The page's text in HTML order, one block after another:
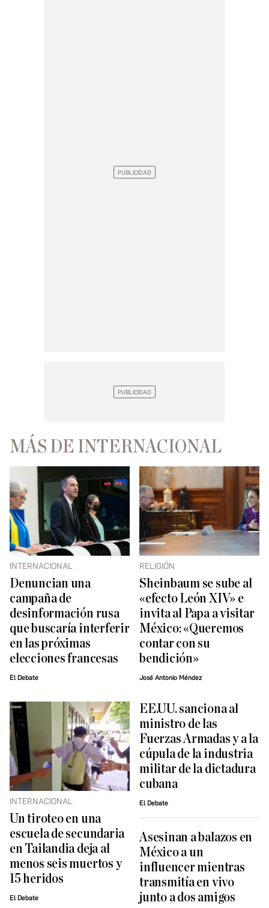
MÁS DE INTERNACIONAL
INTERNACIONAL
Denuncian una
campaña de
desinformación rusa
que buscaría interferir
en las próximas
elecciones francesas
El Debate
RELIGIÓN
Sheinbaum se sube al
«efecto León XIV» e
invita al Papa a visitar
México: «Queremos
contar con su
bendición»
José Antonio Méndez
INTERNACIONAL
Un tiroteo en una
escuela de secundaria
en Tailandia deja al
menos seis muertos y
15 heridos
El Debate
EE.UU. sanciona al
ministro de las
Fuerzas Armadas y a la
cúpula de la industria
militar de la dictadura
cubana
El Debate
Asesinan a balazos en
México a un
influencer mientras
transmitía en vivo
junto a dos amigos